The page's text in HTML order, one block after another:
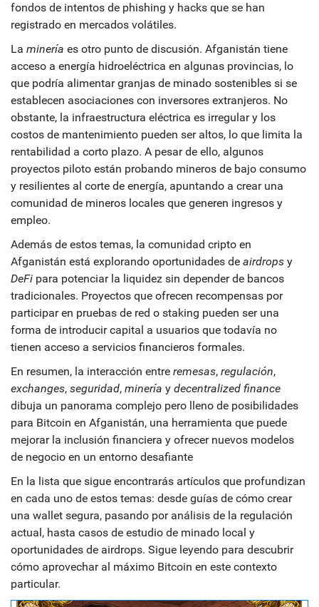
fondos de intentos de phishing y hacks que se han
registrado en mercados volátiles.
La minería es otro punto de discusión. Afganistán tiene
acceso a energía hidroeléctrica en algunas provincias, lo
que podría alimentar granjas de minado sostenibles si se
establecen asociaciones con inversores extranjeros. No
obstante, la infraestructura eléctrica es irregular y los
costos de mantenimiento pueden ser altos, lo que limita la
rentabilidad a corto plazo. A pesar de ello, algunos
proyectos piloto están probando mineros de bajo consumo
y resilientes al corte de energía, apuntando a crear una
comunidad de mineros locales que generen ingresos y
empleo.
Además de estos temas, la comunidad cripto en
Afganistán está explorando oportunidades de airdrops y
DeFi para potenciar la liquidez sin depender de bancos
tradicionales. Proyectos que ofrecen recompensas por
participar en pruebas de red o staking pueden ser una
forma de introducir capital a usuarios que todavía no
tienen acceso a servicios financieros formales.
En resumen, la interacción entre remesas, regulación,
exchanges, seguridad, minería y decentralized finance
dibuja un panorama complejo pero lleno de posibilidades
para Bitcoin en Afganistán, una herramienta que puede
mejorar la inclusión financiera y ofrecer nuevos modelos
de negocio en un entorno desafiante
En la lista que sigue encontrarás artículos que profundizan
en cada uno de estos temas: desde guías de cómo crear
una wallet segura, pasando por análisis de la regulación
actual, hasta casos de estudio de minado local y
oportunidades de airdrops. Sigue leyendo para descubrir
cómo aprovechar al máximo Bitcoin en este contexto
particular.